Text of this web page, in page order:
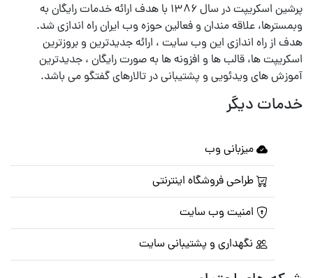
پرشین اسکریپت در سال ۱۳۸۶ با هدف ارائه خدمات رایگان به
وبمسترها، علاقه مندان و فعالین حوزه وب ایران راه اندازی شد.
هدف از راه اندازی این وب سایت ، ارائه جدیدترین و بروزترین
اسکریپت ها، قالب ها و افزونه ها به صورت رایگان ، جدیدترین
آموزش های ویدئویی و پشتیبانی در تالارهای گفتگو می باشد.
خدمات دیگر
میزبانی وب
طراحی فروشگاه اینترنتی
امنیت وب سایت
نگهداری و پشتیبانی سایت